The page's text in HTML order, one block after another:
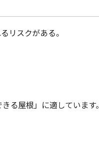
リスクがある。
る屋根」に適しています。